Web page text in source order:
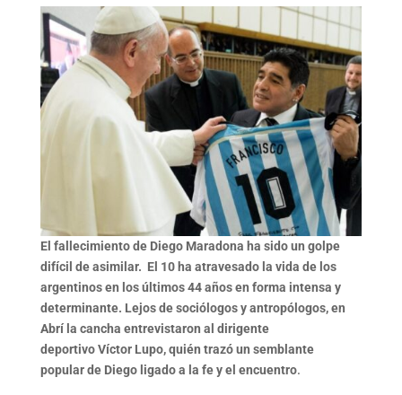
El fallecimiento de Diego Maradona ha sido un golpe
difícil de asimilar. El 10 ha atravesado la vida de los
argentinos en los últimos 44 años en forma intensa y
determinante. Lejos de sociólogos y antropólogos, en
Abrí la cancha entrevistaron al dirigente
deportivo Víctor Lupo, quién trazó un semblante
popular de Diego ligado a la fe y el encuentro.